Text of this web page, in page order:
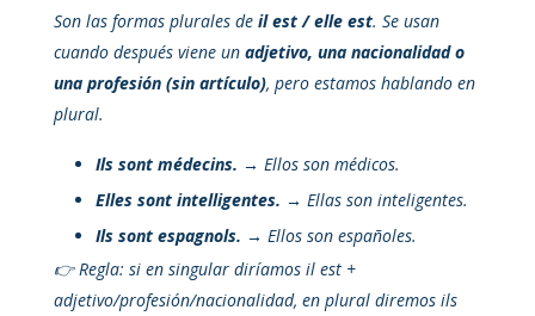
Son las formas plurales de il est / elle est. Se usan
cuando después viene un adjetivo, una nacionalidad o
una profesión (sin artículo), pero estamos hablando en
plural.
Ils sont médecins. → Ellos son médicos.
Elles sont intelligentes. → Ellas son inteligentes.
Ils sont espagnols. → Ellos son españoles.
👉 Regla: si en singular diríamos il est +
adjetivo/profesión/nacionalidad, en plural diremos ils